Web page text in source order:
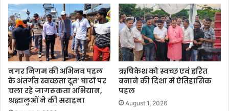
नगर निगम की अभिनव पहल
के अंतर्गत स्वच्छता दूत’ घाटों पर
चला रहे जागरूकता अभियान,
श्रद्धालुओं ने की सराहना
ऋषिकेश को स्वच्छ एवं हरित
बनाने की दिशा में ऐतिहासिक
पहल
August 1, 2026